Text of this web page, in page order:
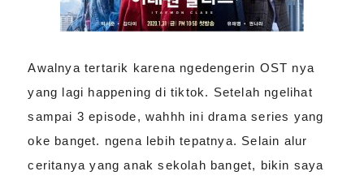
Awalnya tertarik karena ngedengerin OST nya
yang lagi happening di tiktok. Setelah ngelihat
sampai 3 episode, wahhh ini drama series yang
oke banget. ngena lebih tepatnya. Selain alur
ceritanya yang anak sekolah banget, bikin saya